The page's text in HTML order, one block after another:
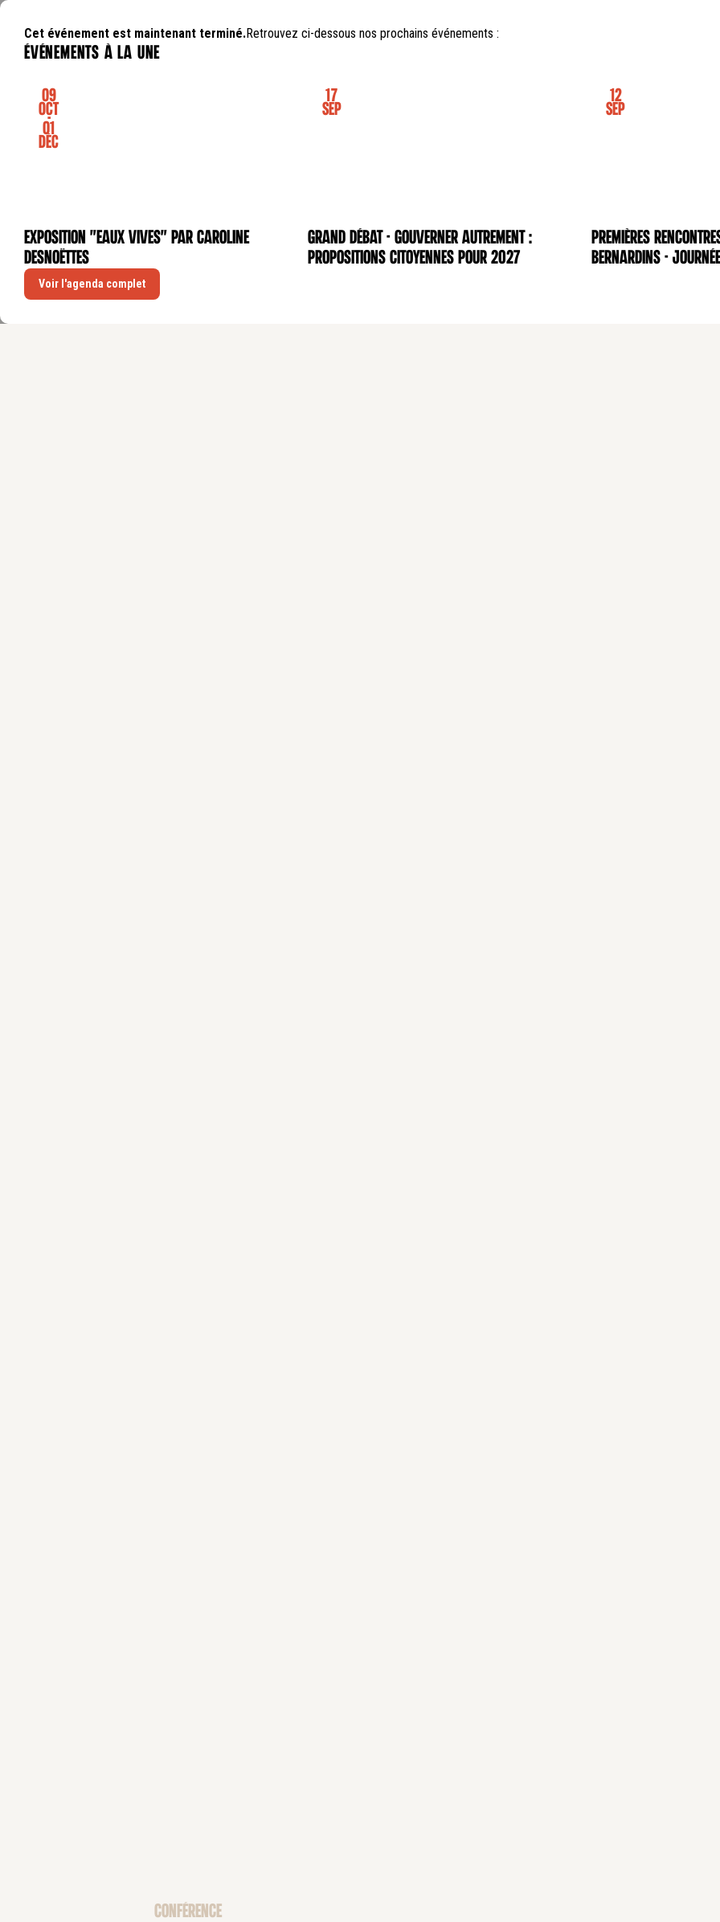
Cet événement est maintenant terminé.Retrouvez ci-dessous nos prochains événements :
événements à la une
EXPOSITION
09
Oct
-
01
Déc
Exposition "Eaux Vives" par Caroline
Desnoëttes
CONFÉRENCE
17
Sep
GRAND DÉBAT - Gouverner autrement :
propositions citoyennes pour 2027
CONFÉRENCE
12
Sep
Premières
Bernardins -
Voir l'agenda complet
CONFÉRENCE